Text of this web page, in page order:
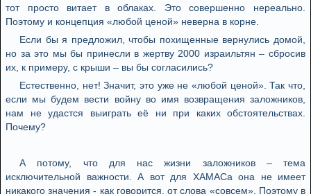
тот просто витает в облаках. Это совершенно нереально.
Поэтому и концепция «любой ценой» неверна в корне.
Если бы я предложил, чтобы похищенные вернулись домой,
но за это мы бы принесли в жертву 2000 израильтян – сбросив
их, к примеру, с крыши – вы бы согласились?
Естественно, нет! Значит, это уже не «любой ценой». Так что,
если мы будем вести войну во имя возвращения заложников,
нам не удастся выиграть её ни при каких обстоятельствах.
Почему?
А потому, что для нас жизни заложников – тема
исключительной важности. А вот для ХАМАСа она не имеет
никакого значения - как говорится, от слова «совсем». Поэтому в